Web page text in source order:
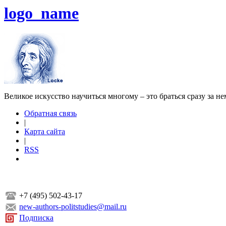
logo_name
Великое искусство научиться многому – это браться сразу за
Обратная связь
|
Карта сайта
|
RSS
+7 (495) 502-43-17
new-authors-politstudies@mail.ru
Подписка